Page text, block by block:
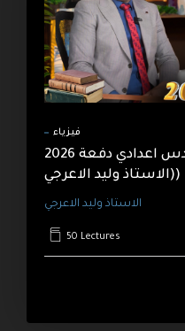
فيزياء
دورة الفيزياء للسادس اعدادي دفعة 2026
(الاستاذ وليد الاعرجي)
الاستاذ وليد الاعرجي
50 Lectures